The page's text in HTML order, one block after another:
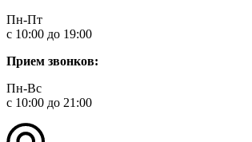
Пн-Пт
с 10:00 до 19:00
Прием звонков:
Пн-Вс
с 10:00 до 21:00